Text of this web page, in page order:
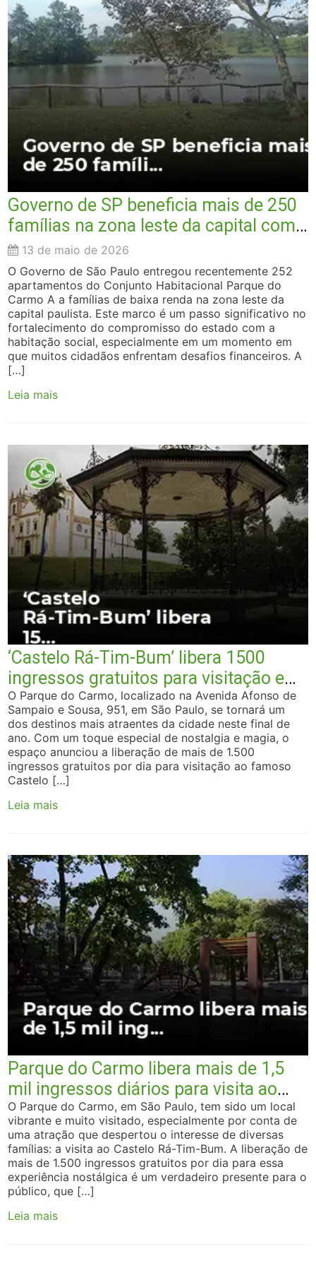
Governo de SP beneficia mais de 250
famílias na zona leste da capital com
a casa própria
13 de maio de 2026
O Governo de São Paulo entregou recentemente 252
apartamentos do Conjunto Habitacional Parque do
Carmo A a famílias de baixa renda na zona leste da
capital paulista. Este marco é um passo significativo no
fortalecimento do compromisso do estado com a
habitação social, especialmente em um momento em
que muitos cidadãos enfrentam desafios financeiros. A
[…]
Leia mais
‘Castelo Rá-Tim-Bum’ libera 1500
ingressos gratuitos para visitação em
parque de São Paulo
O Parque do Carmo, localizado na Avenida Afonso de
Sampaio e Sousa, 951, em São Paulo, se tornará um
dos destinos mais atraentes da cidade neste final de
ano. Com um toque especial de nostalgia e magia, o
espaço anunciou a liberação de mais de 1.500
ingressos gratuitos por dia para visitação ao famoso
Castelo […]
Leia mais
Parque do Carmo libera mais de 1,5
mil ingressos diários para visita ao
Castelo Rá-Tim-Bum
O Parque do Carmo, em São Paulo, tem sido um local
vibrante e muito visitado, especialmente por conta de
uma atração que despertou o interesse de diversas
famílias: a visita ao Castelo Rá-Tim-Bum. A liberação de
mais de 1.500 ingressos gratuitos por dia para essa
experiência nostálgica é um verdadeiro presente para o
público, que […]
Leia mais